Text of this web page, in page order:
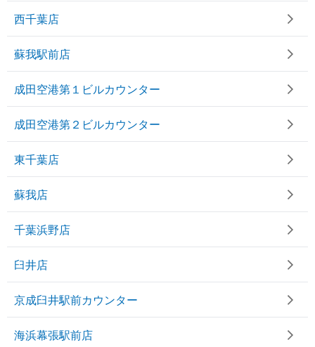
西千葉店
蘇我駅前店
成田空港第１ビルカウンター
成田空港第２ビルカウンター
東千葉店
蘇我店
千葉浜野店
臼井店
京成臼井駅前カウンター
海浜幕張駅前店